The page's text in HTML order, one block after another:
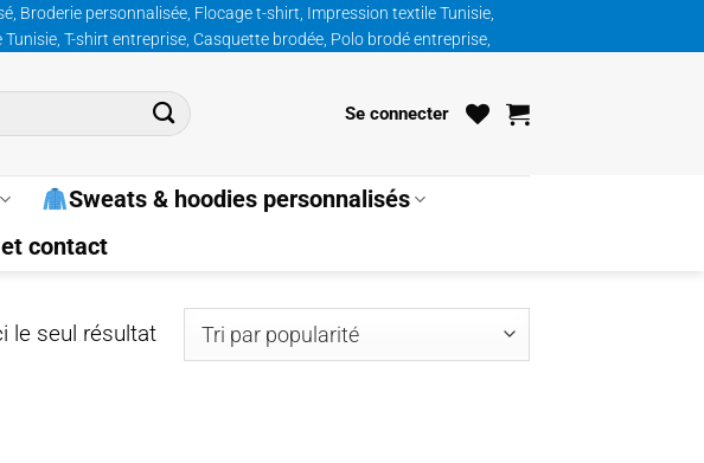
Broderie personnalisée, Flocage t-shirt, Impression textile Tunisie,
T-shirt entreprise, Casquette brodée, Polo brodé entreprise,
Se connecter
Sweats & hoodies personnalisés
contact
le seul résultat